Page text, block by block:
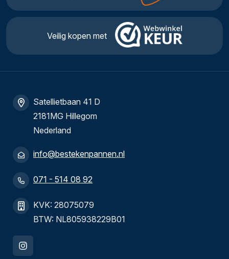
Veilig kopen met
Satellietbaan 41 D
2181MG Hillegom
Nederland
info@bestekenpannen.nl
071 - 514 08 92
KVK: 28075079
BTW: NL805938229B01